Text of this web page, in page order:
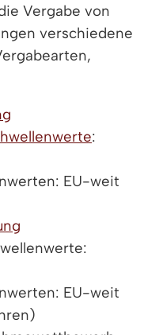
Vergabe von
verschiedene
:
EU-weit
EU-weit